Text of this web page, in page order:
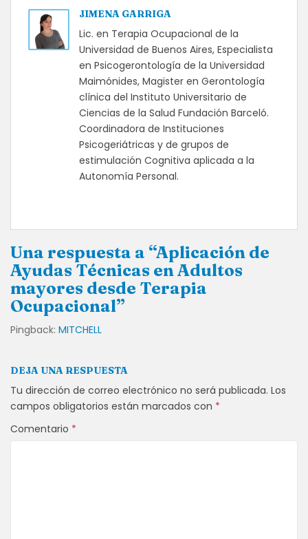
JIMENA GARRIGA
Lic. en Terapia Ocupacional de la
Universidad de Buenos Aires, Especialista
en Psicogerontología de la Universidad
Maimónides, Magister en Gerontología
clínica del Instituto Universitario de
Ciencias de la Salud Fundación Barceló.
Coordinadora de Instituciones
Psicogeriátricas y de grupos de
estimulación Cognitiva aplicada a la
Autonomía Personal.
Una respuesta a “Aplicación de
Ayudas Técnicas en Adultos
mayores desde Terapia
Ocupacional”
Pingback: MITCHELL
DEJA UNA RESPUESTA
Tu dirección de correo electrónico no será publicada. Los
campos obligatorios están marcados con *
Comentario *